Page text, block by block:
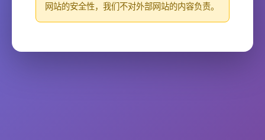
网站的安全性，我们不对外部网站的内容负责。